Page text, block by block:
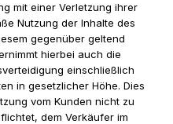
mit einer Verletzung ihrer
Nutzung der Inhalte des
gegenüber geltend
hierbei auch die
einschließlich
in gesetzlicher Höhe. Dies
vom Kunden nicht zu
dem Verkäufer im